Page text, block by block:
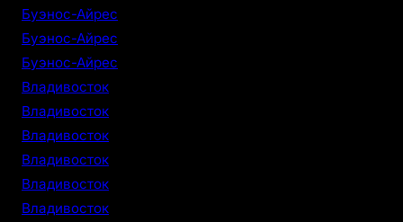
Буэнос-Айрес
Буэнос-Айрес
Буэнос-Айрес
Владивосток
Владивосток
Владивосток
Владивосток
Владивосток
Владивосток